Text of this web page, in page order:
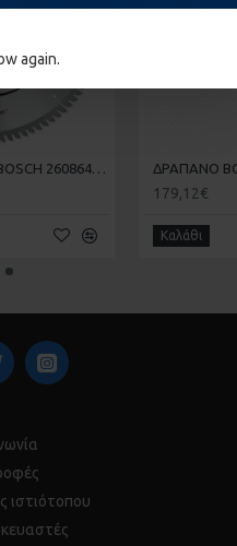
again.
ΔΙΣΚΟΣ ΔΙΑΜ.Φ305 BOSCH 2608640453 Z96 ΑΛΟΥΜΙΝΙΟΥ - ΞΥΛΟΥ
179,12€
Καλάθι
ιστιότοπου